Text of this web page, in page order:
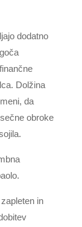
dodatno
Dolžina
da
obroke
in